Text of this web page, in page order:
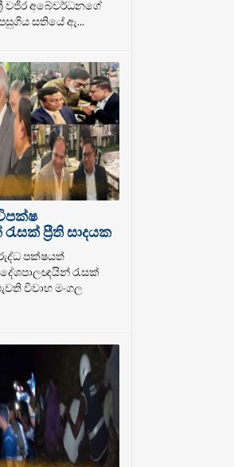
වජිර අබේවර්ධනගේ
සතියේ ඇ...
ප්‍රීති සාදයක
පක්ෂයත්
රැසක්
විවාහ මංගල